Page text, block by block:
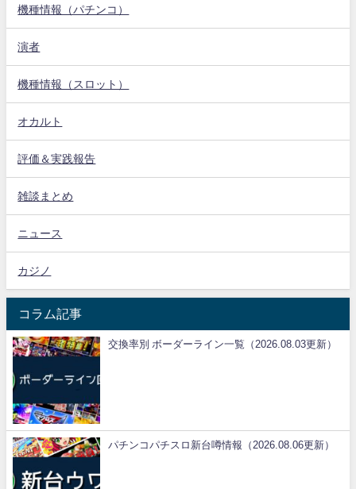
機種情報（パチンコ）
演者
機種情報（スロット）
オカルト
評価＆実践報告
雑談まとめ
ニュース
カジノ
コラム記事
交換率別 ボーダーライン一覧（2026.08.03更新）
パチンコパチスロ新台噂情報（2026.08.06更新）